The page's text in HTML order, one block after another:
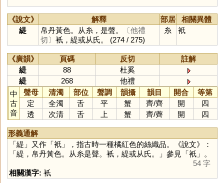
《說文》 解釋 部居
相關異體
緹
帛丹黃色。从糸，是聲。
〔他禮
切〕 衹，緹或从氏。 (274 / 275)
糸 衹
《廣韻》 頁碼 反切
註解
緹
88
杜奚
緹
268
他禮
中
古
音
聲母 清濁 部位 聲調 韻攝 韻目 開合
等第
定
全濁 舌 平 蟹 齊/齊 開
四
透
次清 舌 上 蟹 齊/薺 開 四
形義通解
「緹 」又作「衹」，指古時一種橘紅色的絲織品。《說文》：
「緹，帛丹黃色。从糸是聲。衹，緹或从氏。」參見「衹」。
54 字
相關漢字: 衹